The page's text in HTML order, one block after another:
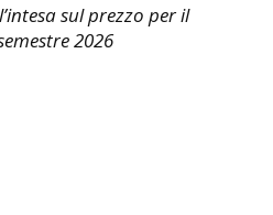
sul prezzo per il
2026